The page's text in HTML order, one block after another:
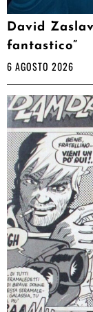
David
fantastico”
6 AGOSTO 2026